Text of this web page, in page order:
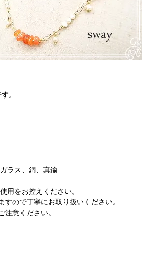
。
ラス、銅、真鍮
用をお控えください。
すので丁寧にお取り扱いください。
注意ください。